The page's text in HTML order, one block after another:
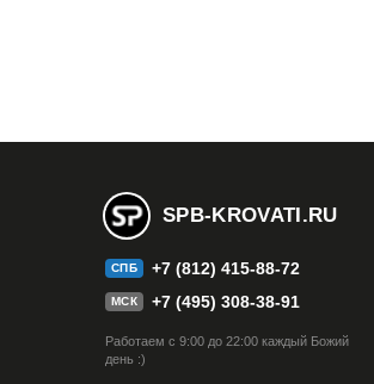
SPB-KROVATI.RU
СПБ +7 (812) 415-88-72
МСК +7 (495) 308-38-91
Работаем с 9:00 до 22:00 каждый Божий
день :)